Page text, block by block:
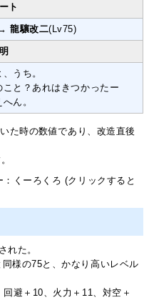
ト
→龍驤改二(Lv75)
うち。
と？あれはきつかったー
ん。
た時の数値であり、改造直後
くーろくろ (クリックすると
れた。
同様の75と、かなり高いレベル
避＋10、火力＋11、対空＋